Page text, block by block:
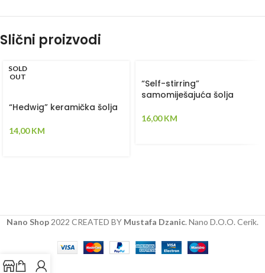
Slični proizvodi
SOLD
OUT
“Hedwig” keramička šolja
14,00KM
“Self-stirring”
samomiješajuća šolja
16,00KM
Nano Shop 2022 CREATED BY Mustafa Dzanic. Nano D.O.O. Cerik.